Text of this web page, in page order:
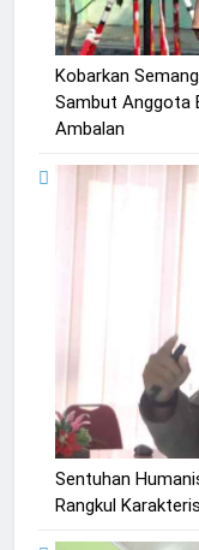
Kobarkan
Sambut Anggota
Ambalan
Sentuhan
Rangkul